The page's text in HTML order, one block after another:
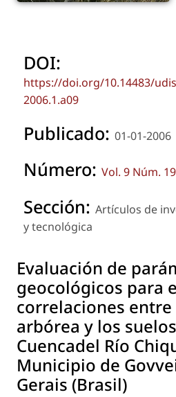
DOI:
https://doi.org/10.14483/
2006.1.a09
Publicado: 01-01-2006
Número: Vol. 9 Núm.
Sección: Artículos de
y tecnológica
Evaluación de
geocológicos para
correlaciones
arbórea y los
Cuencadel Río
Municipio de
Gerais (Brasil)